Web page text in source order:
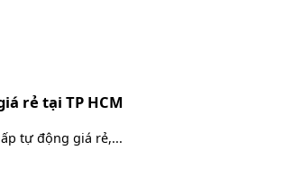
rẻ tại TP HCM
tự động giá rẻ,...